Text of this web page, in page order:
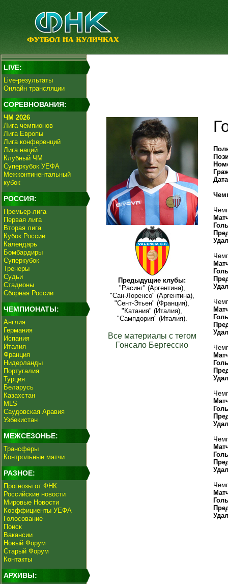
LIVE:
Live-результаты
Онлайн трансляции
СОРЕВНОВАНИЯ:
ЧМ 2026
Лига чемпионов
Лига Европы
Лига конференций
Лига наций
Клубный ЧМ
Суперкубок УЕФА
Межконтинентальный
кубок
РОССИЯ:
Премьер-лига
Первая лига
Вторая лига
Кубок России
Календарь
Бомбардиры
Суперкубок
Тренеры
Судьи
Стадионы
Сборная России
ЧЕМПИОНАТЫ:
Англия
Германия
Испания
Италия
Франция
Нидерланды
Португалия
Турция
Беларусь
Казахстан
MLS
Саудовская Аравия
Узбекистан
МЕЖСЕЗОНЬЕ:
Трансферы
Контрольные матчи
РАЗНОЕ:
Прогнозы от ФНК
Российские новости
Мировые Новости
Коэффициенты УЕФА
Голосование
Поиск
Вакансии
Новый Форум
Старый Форум
Контакты
АРХИВЫ:
Предыдущие клубы:
"Расинг" (Аргентина),
"Сан-Лоренсо" (Аргентина),
"Сент-Этьен" (Франция),
"Катания" (Италия),
"Сампдория" (Италия).
Все материалы с тегом
Гонсало Бергессио